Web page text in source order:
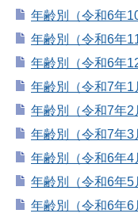
年齢別（令和6年
年齢別（令和6年
年齢別（令和6年
年齢別（令和7年1
年齢別（令和7年2
年齢別（令和7年3
年齢別（令和6年4
年齢別（令和6年5
年齢別（令和6年6